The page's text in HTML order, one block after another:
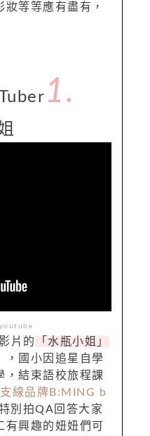
妝等等應有盡有，
1.
片的
「水瓶小姐」
，國小因追星自學
，結束語校旅程課
支線品牌 B:MING b
別拍QA 回答大家
興趣的妞妞們可